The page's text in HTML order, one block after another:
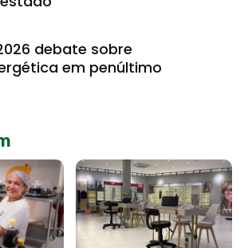
debate sobre
em penúltimo